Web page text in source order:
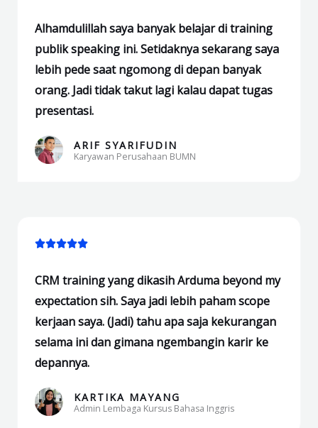
out
of
5
Alhamdulillah saya banyak belajar di training
publik speaking ini. Setidaknya sekarang saya
lebih pede saat ngomong di depan banyak
orang. Jadi tidak takut lagi kalau dapat tugas
presentasi.
ARIF SYARIFUDIN
Karyawan Perusahaan BUMN
Rated
out
of
5
CRM training yang dikasih Arduma beyond my
expectation sih. Saya jadi lebih paham scope
kerjaan saya. (Jadi) tahu apa saja kekurangan
selama ini dan gimana ngembangin karir ke
depannya.
KARTIKA MAYANG
Admin Lembaga Kursus Bahasa Inggris